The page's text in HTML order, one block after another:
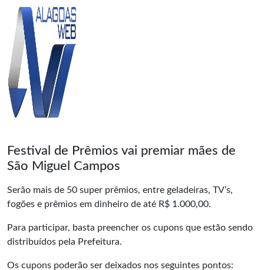
Festival de Prêmios vai premiar mães de
São Miguel Campos
Serão mais de 50 super prêmios, entre geladeiras, TV’s,
fogões e prêmios em dinheiro de até R$ 1.000,00.
Para participar, basta preencher os cupons que estão sendo
distribuídos pela Prefeitura.
Os cupons poderão ser deixados nos seguintes pontos: